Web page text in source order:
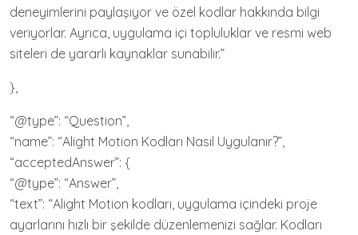
deneyimlerini paylaşıyor ve özel kodlar hakkında bilgi
veriyorlar. Ayrıca, uygulama içi topluluklar ve resmi web
siteleri de yararlı kaynaklar sunabilir.”
},
“@type”: “Question”,
“name”: “Alight Motion Kodları Nasıl Uygulanır?”,
“acceptedAnswer”: {
“@type”: “Answer”,
“text”: “Alight Motion kodları, uygulama içindeki proje
ayarlarını hızlı bir şekilde düzenlemenizi sağlar. Kodları